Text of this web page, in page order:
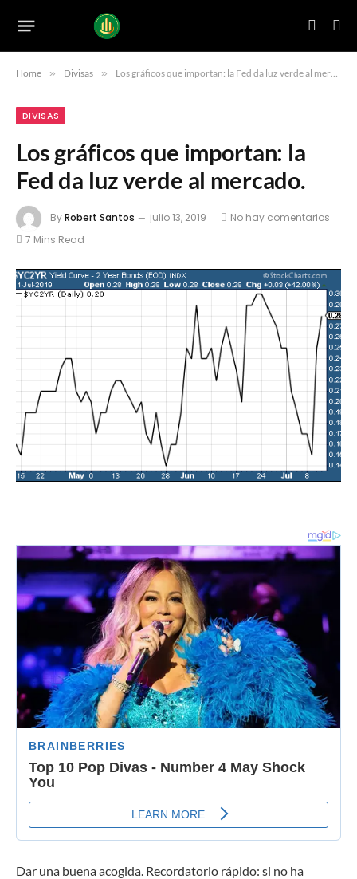
Home » Divisas » Los gráficos que importan: la Fed da luz verde al mercado.
DIVISAS
Los gráficos que importan: la
Fed da luz verde al mercado.
ByRobert Santos julio 13, 2019
No hay comentarios
7 Mins Read
Dar una buena acogida. Recordatorio rápido: si no ha